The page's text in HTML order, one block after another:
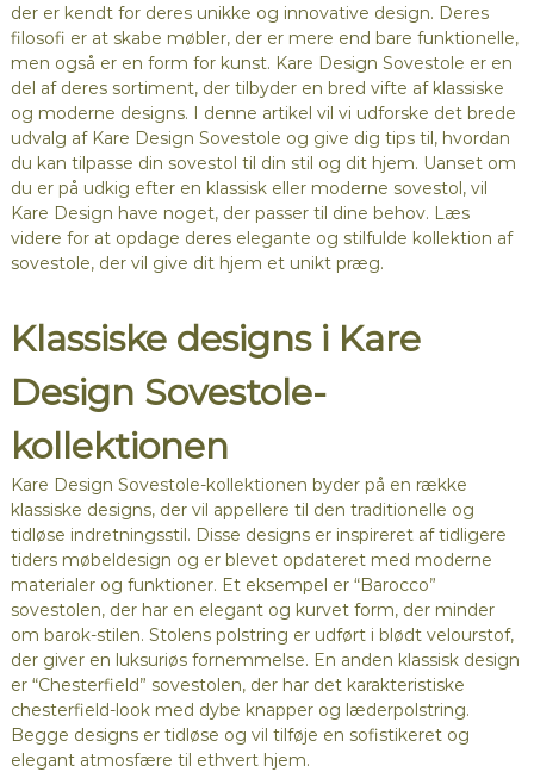
der er kendt for deres unikke og innovative design. Deres
filosofi er at skabe møbler, der er mere end bare funktionelle,
men også er en form for kunst. Kare Design Sovestole er en
del af deres sortiment, der tilbyder en bred vifte af klassiske
og moderne designs. I denne artikel vil vi udforske det brede
udvalg af Kare Design Sovestole og give dig tips til, hvordan
du kan tilpasse din sovestol til din stil og dit hjem. Uanset om
du er på udkig efter en klassisk eller moderne sovestol, vil
Kare Design have noget, der passer til dine behov. Læs
videre for at opdage deres elegante og stilfulde kollektion af
sovestole, der vil give dit hjem et unikt præg.
Klassiske designs i Kare
Design Sovestole-
kollektionen
Kare Design Sovestole-kollektionen byder på en række
klassiske designs, der vil appellere til den traditionelle og
tidløse indretningsstil. Disse designs er inspireret af tidligere
tiders møbeldesign og er blevet opdateret med moderne
materialer og funktioner. Et eksempel er “Barocco”
sovestolen, der har en elegant og kurvet form, der minder
om barok-stilen. Stolens polstring er udført i blødt velourstof,
der giver en luksuriøs fornemmelse. En anden klassisk design
er “Chesterfield” sovestolen, der har det karakteristiske
chesterfield-look med dybe knapper og læderpolstring.
Begge designs er tidløse og vil tilføje en sofistikeret og
elegant atmosfære til ethvert hjem.